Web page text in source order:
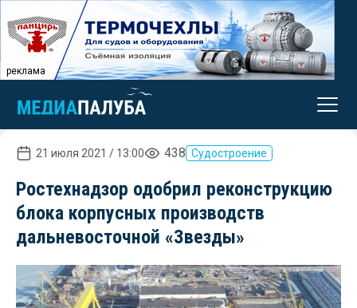
реклама
21 июля 2021 / 13:00 438 Судостроение
Ростехнадзор одобрил реконструкцию
блока корпусных производств
дальневосточной «Звезды»